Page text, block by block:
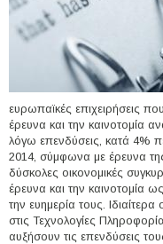
ευρωπαϊκές επιχειρήσεις
έρευνα και την καινοτομία
λόγω επενδύσεις, κατά 4%
2014, σύμφωνα με έρευνα
δύσκολες οικονομικές
έρευνα και την καινοτομία
την ευημερία τους.
στις Τεχνολογίες
αυξήσουν τις επενδύσεις